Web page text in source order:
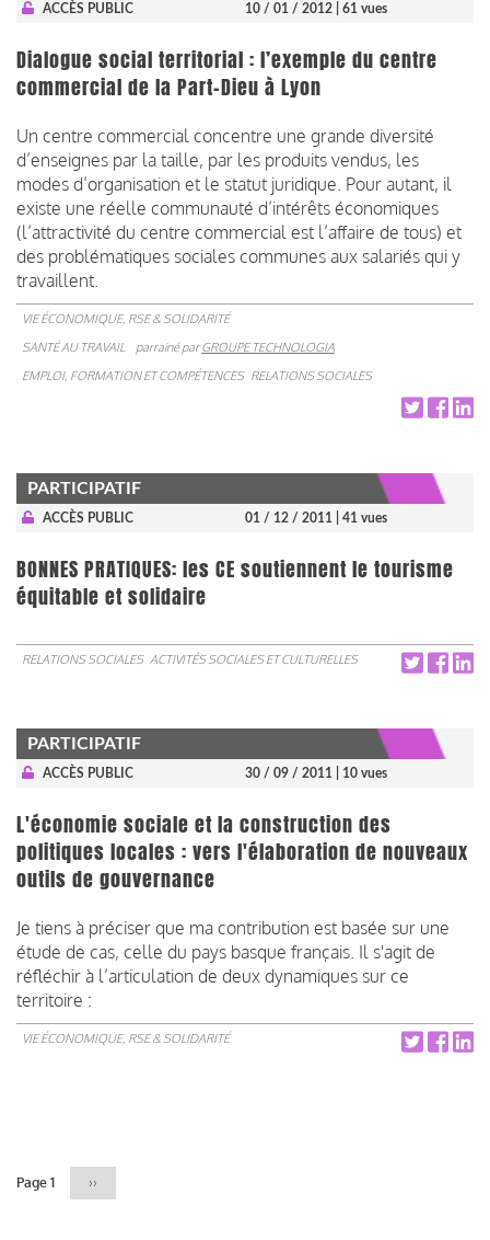
ACCÈS PUBLIC 10 / 01 / 2012 | 61 vues
Dialogue social territorial : l’exemple du centre
commercial de la Part-Dieu à Lyon
Un centre commercial concentre une grande diversité
d’enseignes par la taille, par les produits vendus, les
modes d’organisation et le statut juridique. Pour autant, il
existe une réelle communauté d’intérêts économiques
(l’attractivité du centre commercial est l’affaire de tous) et
des problématiques sociales communes aux salariés qui y
travaillent.
VIE ÉCONOMIQUE, RSE & SOLIDARITÉ
SANTÉ AU TRAVAIL
parrainé parGROUPE TECHNOLOGIA
EMPLOI, FORMATION ET COMPÉTENCES RELATIONS SOCIALES
PARTICIPATIF
ACCÈS PUBLIC 01 / 12 / 2011 | 41 vues
BONNES PRATIQUES: les CE soutiennent le tourisme
équitable et solidaire
RELATIONS SOCIALES ACTIVITÉS SOCIALES ET CULTURELLES
PARTICIPATIF
ACCÈS PUBLIC 30 / 09 / 2011 | 10 vues
L'économie sociale et la construction des
politiques locales : vers l'élaboration de nouveaux
outils de gouvernance
Je tiens à préciser que ma contribution est basée sur une
étude de cas, celle du pays basque français. Il s'agit de
réfléchir à l’articulation de deux dynamiques sur ce
territoire :
VIE ÉCONOMIQUE, RSE & SOLIDARITÉ
Page 1
Page
››